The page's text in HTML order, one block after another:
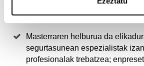
AUKERATZEKO
Masterraren helburua da
segurtasunean espezialistak
profesionalak trebatzea;